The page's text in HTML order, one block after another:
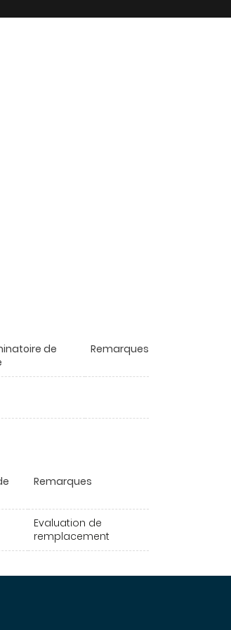
de
Remarques
Remarques
Evaluation de
remplacement